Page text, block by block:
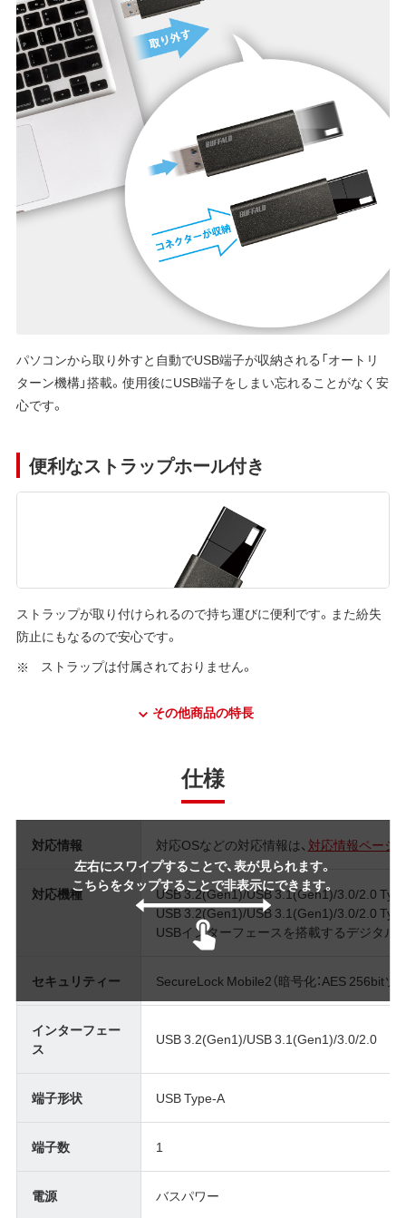
パソコンから取り外すと自動でUSB端子が収納される「オートリ
ターン機構」搭載。使用後にUSB端子をしまい忘れることがなく安
心です。
便利なストラップホール付き
ストラップが取り付けられるので持ち運びに便利です。また紛失
防止にもなるので安心です。
ストラップは付属されておりません。
その他商品の特長
仕様
左右にスワイプすることで、表が見られます。
こちらをタップすることで非表示にできます。
対応情報 対応OSなどの対応情報は、 対応情報ページ
対応機種
USB 3.2(Gen1)/USB 3.1(Gen1)/3.0/2.0
USB 3.2(Gen1)/USB 3.1(Gen1)/3.0/2.0
USBインターフェースを搭載するデジタル
セキュリティー SecureLock Mobile2（暗号化：AES 256bitソ
インターフェー
ス
USB 3.2(Gen1)/USB 3.1(Gen1)/3.0/2.0
端子形状 USB Type-A
端子数 1
電源 バスパワー